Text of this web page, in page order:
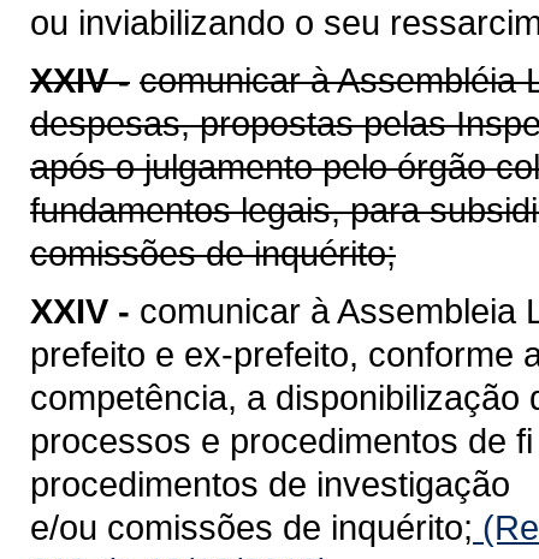
ou inviabilizando o seu
XXIV - comunicar à Assembléia
despesas, propostas pelas
após o julgamento pelo órgão
fundamentos legais, para
comissões de inquérito;
XXIV - comunicar à Assembleia
prefeito e ex-prefeito, conforme
competência, a
processos e procedimentos de
procedimentos de investigação
e/ou comissões de inquérito;